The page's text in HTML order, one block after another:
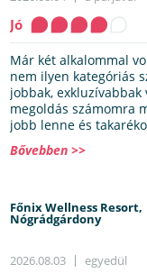
Jó
Már két alkalommal
nem ilyen kategóriás
jobbak,
megoldás számomra
jobb lenne és
Bővebben >>
Főnix Wellness Resort,
Nógrádgárdony
2026.08.03 egyedül